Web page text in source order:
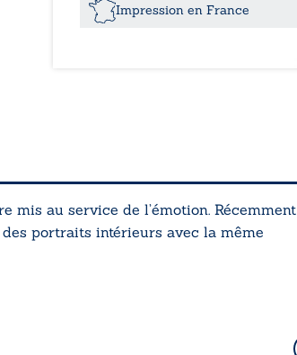
Impression en France
au service de l’émotion. Récemment
portraits intérieurs avec la même